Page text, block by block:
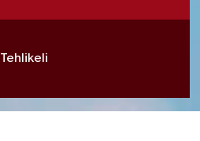
Tehlikeli